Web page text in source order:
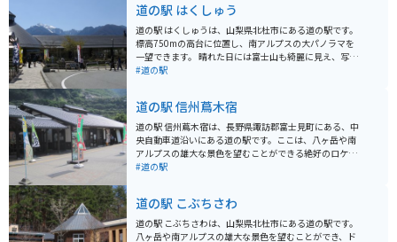
道の駅 はくしゅう
道の駅 はくしゅうは、山梨県北杜市にある道の駅です。
標高750mの高台に位置し、南アルプスの大パノラマを
一望できます。 晴れた日には富士山も綺麗に見え、写真
撮影や景色を楽しむのに最適なスポットです。地元の特
材を使った料理を楽しむことができます。 バイクで訪れ
る場合、駐車場も広く停めやすいので安心です。周辺に
は、ハイキングコースやキャンプ場など、自然を楽しむ
ことができる施設も充実しています。山梨観光の拠点と
しても、ぜひ立ち寄ってみてください。
#道の駅
道の駅 信州蔦木宿
道の駅 信州蔦木宿は、長野県諏訪郡富士見町にある、中
央自動車道沿いにある道の駅です。ここは、八ヶ岳や南
アルプスの雄大な景色を望むことができる絶好のロケー
ションにあります。 地元の農産物や特産品を販売する直
トランでは、地元の食材を使った料理を楽しむことがで
きます。おすすめは、信州そばや山賊焼きです。 バイク
で訪れる場合、道の駅には広い駐車場が完備されている
#道の駅
道の駅 こぶちさわ
道の駅 こぶちさわは、山梨県北杜市にある道の駅です。
八ヶ岳や南アルプスの雄大な景色を望むことができ、ド